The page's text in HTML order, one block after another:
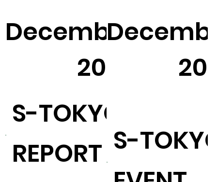
December
15
2025
S-TOKYO
REPORT S-